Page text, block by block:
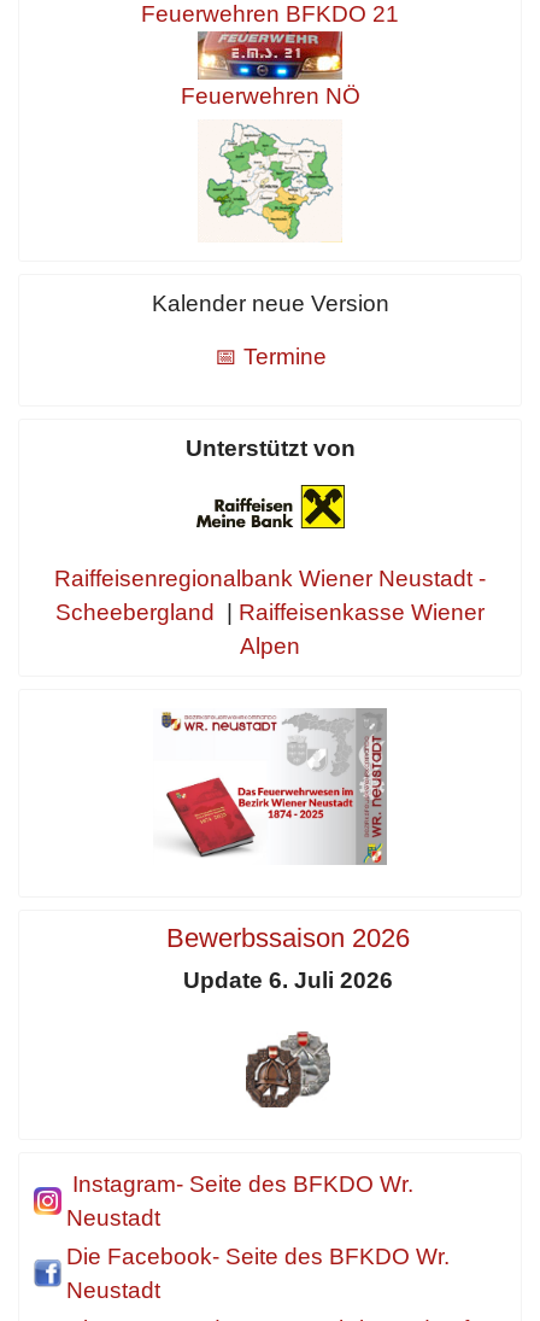
Feuerwehren BFKDO 21
Feuerwehren NÖ
Kalender neue Version
📅 Termine
Unterstützt von
Raiffeisenregionalbank Wiener Neustadt -
Scheebergland
Raiffeisenkasse Wiener
Alpen
Bewerbssaison 2026
Update 6. Juli 2026
Instagram- Seite des BFKDO Wr.
Neustadt
Die Facebook- Seite des BFKDO Wr.
Neustadt